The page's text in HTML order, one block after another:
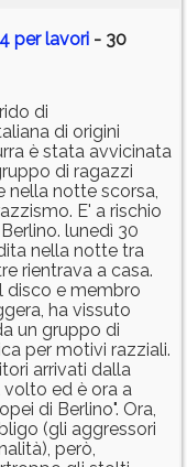
per lavori - 30
di
di origini
è stata avvicinata
di ragazzi
nella notte scorsa,
E' a rischio
lunedì 30
nella notte tra
rientrava a casa.
disco e membro
ha vissuto
un gruppo di
per motivi razziali.
arrivati dalla
volto ed è ora a
di Berlino". Ora,
(gli aggressori
però,